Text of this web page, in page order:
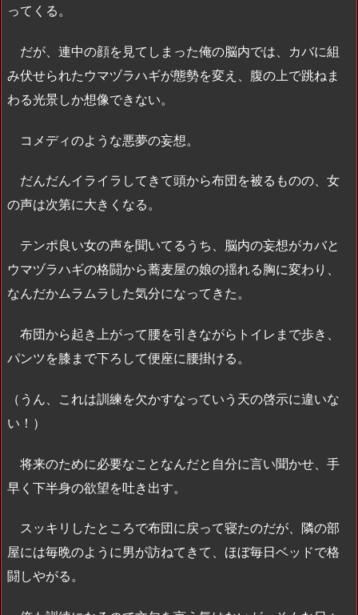
ってくる。
だが、連中の顔を見てしまった俺の脳内では、カバに組
み伏せられたウマヅラハギが態勢を変え、腹の上で跳ねま
わる光景しか想像できない。
コメディのような悪夢の妄想。
だんだんイライラしてきて頭から布団を被るものの、女
の声は次第に大きくなる。
テンポ良い女の声を聞いてるうち、脳内の妄想がカバと
ウマヅラハギの格闘から蕎麦屋の娘の揺れる胸に変わり、
なんだかムラムラした気分になってきた。
布団から起き上がって腰を引きながらトイレまで歩き、
パンツを膝まで下ろして便座に腰掛ける。
（うん、これは訓練を欠かすなっていう天の啓示に違いな
い！）
将来のために必要なことなんだと自分に言い聞かせ、手
早く下半身の欲望を吐き出す。
スッキリしたところで布団に戻って寝たのだが、隣の部
屋には毎晩のように男が訪ねてきて、ほぼ毎日ベッドで格
闘しやがる。